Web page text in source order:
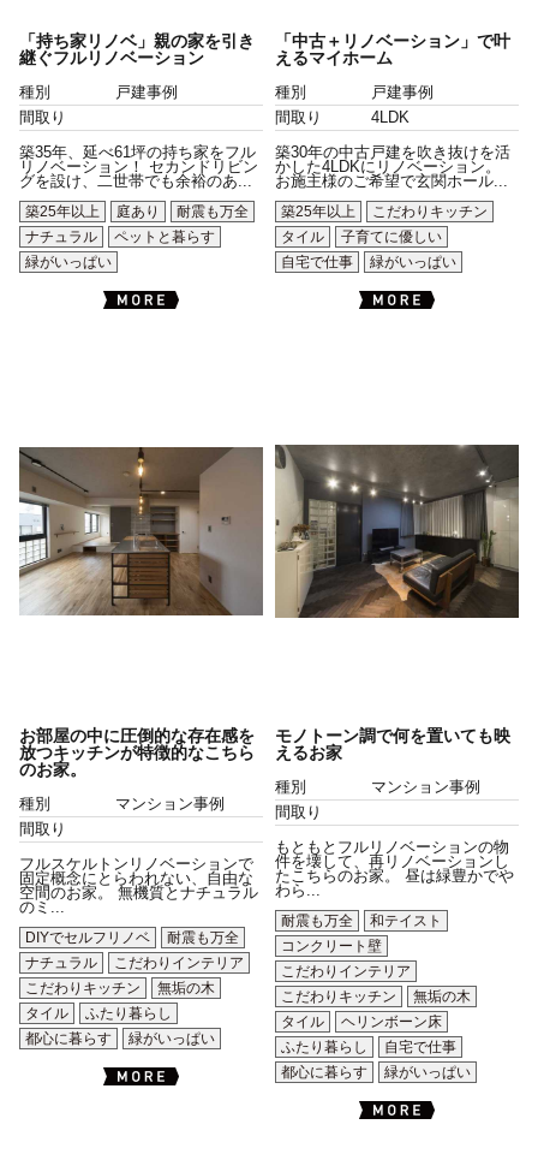
「持ち家リノベ」親の家を引き
継ぐフルリノベーション
種別
戸建事例
間取り
築35年、延べ61坪の持ち家をフル
リノベーション！ セカンドリビン
グを設け、二世帯でも余裕のあ...
築25年以上
庭あり
耐震も万全
ナチュラル
ペットと暮らす
緑がいっぱい
「中古＋リノベーション」で叶
えるマイホーム
種別
戸建事例
間取り
4LDK
築30年の中古戸建を吹き抜けを活
かした4LDKにリノベーション。
お施主様のご希望で玄関ホール...
築25年以上
こだわりキッチン
タイル
子育てに優しい
自宅で仕事
緑がいっぱい
お部屋の中に圧倒的な存在感を
放つキッチンが特徴的なこちら
のお家。
種別
マンション事例
間取り
フルスケルトンリノベーションで
固定概念にとらわれない、自由な
空間のお家。 無機質とナチュラル
のミ...
DIYでセルフリノベ
耐震も万全
ナチュラル
こだわりインテリア
こだわりキッチン
無垢の木
タイル
ふたり暮らし
都心に暮らす
緑がいっぱい
モノトーン調で何を置いても映
えるお家
種別
マンション事例
間取り
もともとフルリノベーションの物
件を壊して、再リノベーションし
たこちらのお家。 昼は緑豊かでや
わら...
耐震も万全
和テイスト
コンクリート壁
こだわりインテリア
こだわりキッチン
無垢の木
タイル
ヘリンボーン床
ふたり暮らし
自宅で仕事
都心に暮らす
緑がいっぱい